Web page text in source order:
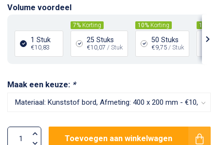
Volume voordeel
1 Stuk
€10,83
7% Korting
25 Stuks
€10,07 / Stuk
10% Korting
50 Stuks
€9,75 / Stuk
15%
Maak een keuze: *
Toevoegen aan winkelwagen